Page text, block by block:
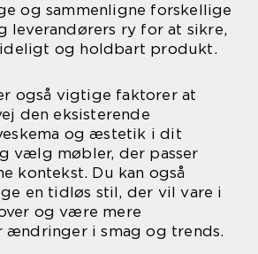
og sammenligne forskellige
leverandørers ry for at sikre,
og holdbart produkt.
også vigtige faktorer at
den eksisterende
og æstetik i dit
vælg møbler, der passer
kontekst. Du kan også
en tidløs stil, der vil vare i
og være mere
i smag og trends.